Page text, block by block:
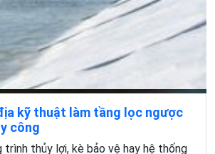
kỹ thuật làm tầng lọc ngược
công
trình thủy lợi, kè bảo vệ hay hệ thống